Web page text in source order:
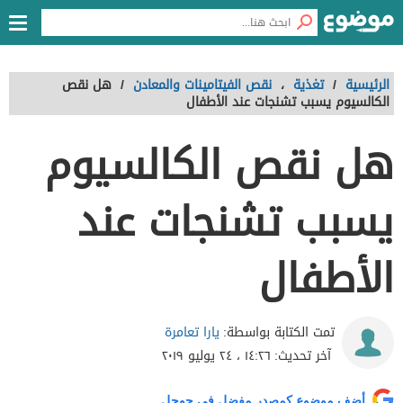
الرئيسية / تغذية ، نقص الفيتامينات والمعادن / هل نقص
الكالسيوم يسبب تشنجات عند الأطفال
هل نقص الكالسيوم
يسبب تشنجات عند
الأطفال
تمت الكتابة بواسطة: يارا تعامرة
آخر تحديث: ١٤:٢٦ ، ٢٤ يوليو ٢٠١٩
أضف موضوع كمصدر مفضل في جوجل